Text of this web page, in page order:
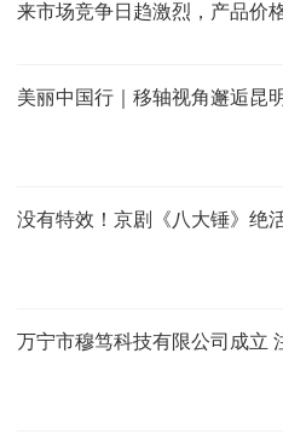
来市场竞争日趋激烈，产品价
美丽中国行｜移轴视角邂逅昆
没有特效！京剧《八大锤》绝
万宁市穆笃科技有限公司成立